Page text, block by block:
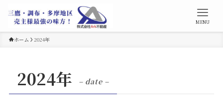
MENU
ホーム 2024年
2024年 – date –